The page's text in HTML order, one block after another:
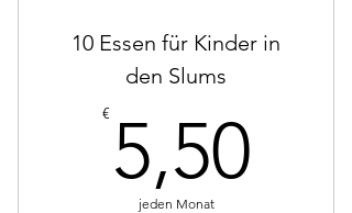
10 Essen für Kinder in
den Slums
€ 5,50
jeden Monat